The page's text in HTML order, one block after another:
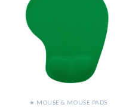
★ MOUSE & MOUSE PADS